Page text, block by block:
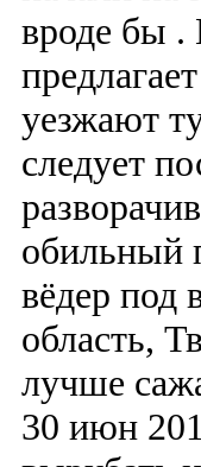
вроде бы .
уезжают
следует
обильный
вёдер под
область,
лучше
30 июн